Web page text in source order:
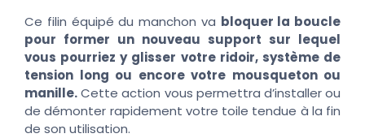
Ce filin équipé du manchon va bloquer la boucle
pour former un nouveau support sur lequel
vous pourriez y glisser votre ridoir, système de
tension long ou encore votre mousqueton ou
manille.Cette action vous permettra d’installer ou
de démonter rapidement votre toile tendue à la fin
de son utilisation.